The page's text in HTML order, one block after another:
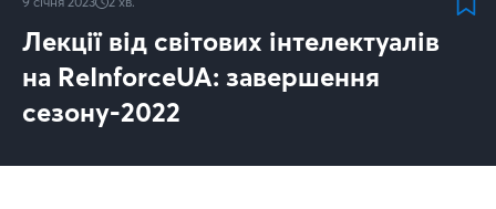
Лекції від світових інтелектуалів
на ReІnforceUA: завершення
сезону-2022